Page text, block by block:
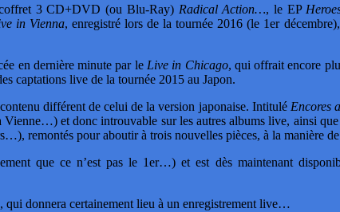
3 CD+DVD (ou Blu-Ray) Radical Action…, le EP
in Vienna, enregistré lors de la tournée 2016 (le 1er
en dernière minute par le Live in Chicago, qui offrait encore
captations live de la tournée 2015 au Japon.
différent de celui de la version japonaise. Intitulé Encores
et donc introuvable sur les autres albums live, ainsi
remontés pour aboutir à trois nouvelles pièces, à la manière de
que ce n’est pas le 1er…) et est dès maintenant
, qui donnera certainement lieu à un enregistrement live…